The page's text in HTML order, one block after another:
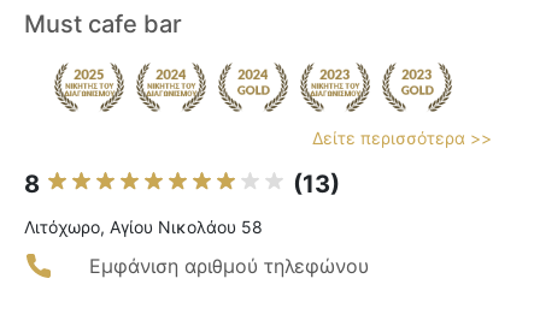
Must cafe bar
Δείτε περισσότερα >>
8 (13)
Λιτόχωρο, Αγίου Νικολάου 58
Εμφάνιση αριθμού τηλεφώνου